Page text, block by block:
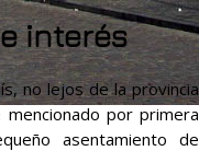
interés
no lejos de la provincia
por primera
asentamiento de